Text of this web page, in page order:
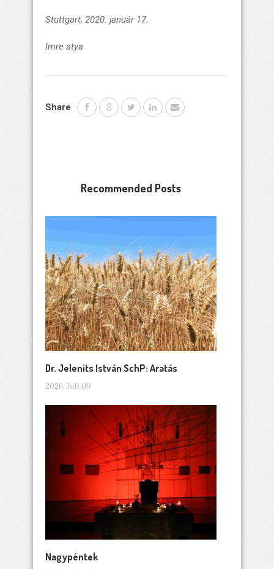
Stuttgart, 2020. január 17.
Imre atya
Share
Recommended Posts
Dr. Jelenits István SchP: Aratás
2026. Juli 09
Nagypéntek